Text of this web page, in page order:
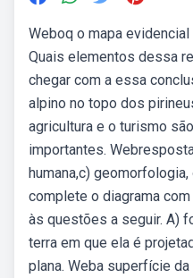
Weboq o mapa
Quais elementos dessa
chegar com a essa
alpino no topo dos
agricultura e o turismo
importantes.
humana,c)
complete o diagrama
às questões a seguir. A)
terra em que ela é
plana. Weba superfície